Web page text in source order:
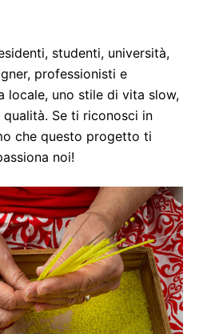
studenti, università,
professionisti e
locale, uno stile di vita slow,
Se ti riconosci in
che questo progetto ti
noi!